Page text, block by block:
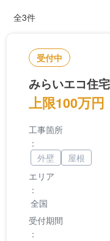
全3件
受付中
みらいエコ住
上限100万円
エリア
：
全国
受付期間
：
工事箇所
：
外壁
屋根